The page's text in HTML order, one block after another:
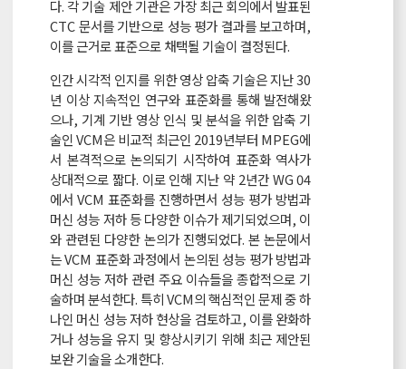
다. 각 기술 제안 기관은 가장 최근 회의에서 발표된
CTC 문서를 기반으로 성능 평가 결과를 보고하며,
이를 근거로 표준으로 채택될 기술이 결정된다.
인간 시각적 인지를 위한 영상 압축 기술은 지난 30
년 이상 지속적인 연구와 표준화를 통해 발전해왔
으나, 기계 기반 영상 인식 및 분석을 위한 압축 기
술인 VCM은 비교적 최근인 2019년부터 MPEG에
서 본격적으로 논의되기 시작하여 표준화 역사가
상대적으로 짧다. 이로 인해 지난 약 2년간 WG 04
에서 VCM 표준화를 진행하면서 성능 평가 방법과
머신 성능 저하 등 다양한 이슈가 제기되었으며, 이
와 관련된 다양한 논의가 진행되었다. 본 논문에서
는 VCM 표준화 과정에서 논의된 성능 평가 방법과
머신 성능 저하 관련 주요 이슈들을 종합적으로 기
술하며 분석한다. 특히 VCM의 핵심적인 문제 중 하
나인 머신 성능 저하 현상을 검토하고, 이를 완화하
거나 성능을 유지 및 향상시키기 위해 최근 제안된
보완 기술을 소개한다.